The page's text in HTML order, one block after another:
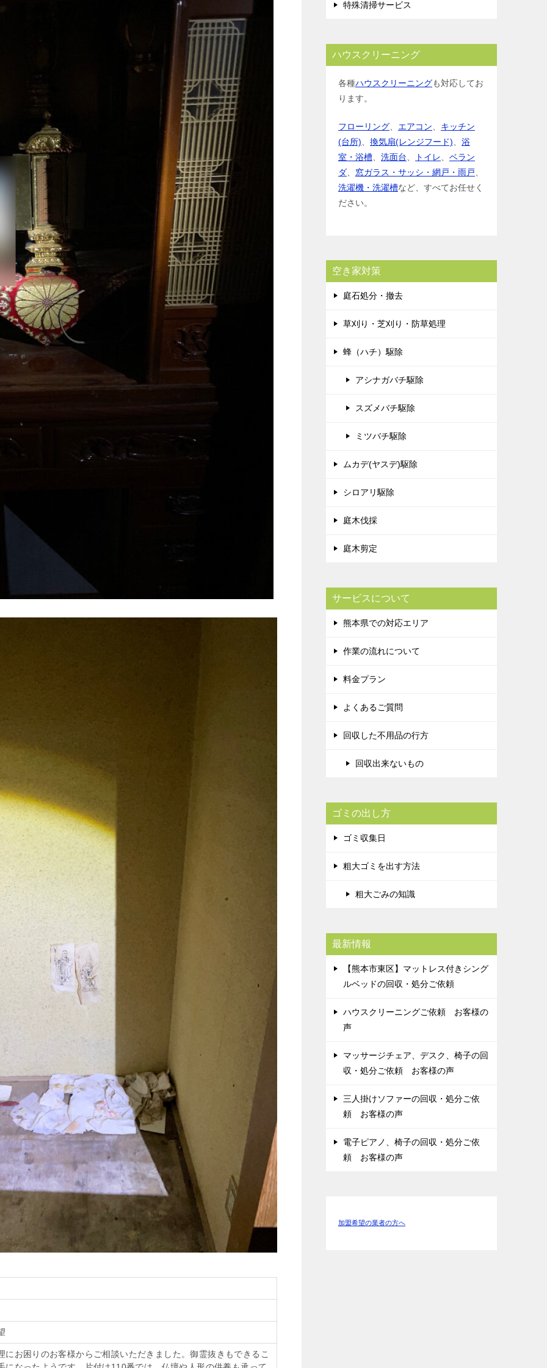
にお困りのお客様からご相談いただきました。御霊抜きもできるこ
特殊清掃サービス
ハウスクリーニング
各種ハウスクリーニングも対応してお
ります。
フローリング エアコン
キッチン
(台所)
換気扇(レンジフード)
浴
室・浴槽
洗面台 トイレ
ベラン
ダ
窓ガラス・サッシ・網戸・雨戸
洗濯機・洗濯槽など、すべてお任せく
ださい。
空き家対策
庭石処分・撤去
草刈り・芝刈り・防草処理
蜂（ハチ）駆除
アシナガバチ駆除
スズメバチ駆除
ミツバチ駆除
ムカデ(ヤスデ)駆除
シロアリ駆除
庭木伐採
庭木剪定
サービスについて
熊本県での対応エリア
作業の流れについて
料金プラン
よくあるご質問
回収した不用品の行方
回収出来ないもの
ゴミの出し方
ゴミ収集日
粗大ゴミを出す方法
粗大ごみの知識
最新情報
【熊本市東区】マットレス付きシング
ルベッドの回収・処分ご依頼
ハウスクリーニングご依頼 お客様の
声
マッサージチェア、デスク、椅子の回
収・処分ご依頼 お客様の声
三人掛けソファーの回収・処分ご依
頼 お客様の声
電子ピアノ、椅子の回収・処分ご依
頼 お客様の声
加盟希望の業者の方へ